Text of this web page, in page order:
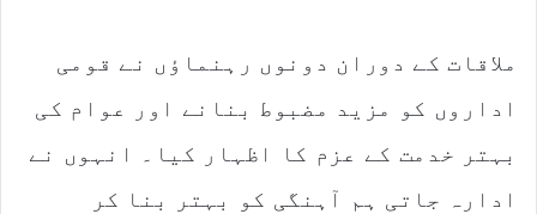
ملاقات کے دوران دونوں رہنماؤں نے قومی
اداروں کو مزید مضبوط بنانے اور عوام کی
بہتر خدمت کے عزم کا اظہار کیا۔ انہوں نے
ادارہ جاتی ہم آہنگی کو بہتر بنا کر